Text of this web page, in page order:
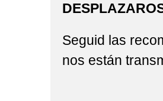
Seguid las
nos están